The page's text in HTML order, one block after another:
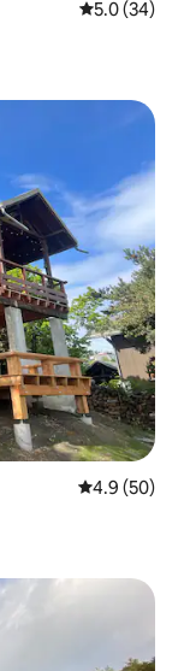
Calificación
5.0 (34)
Calificación
4.9 (50)